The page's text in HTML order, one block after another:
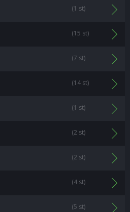
(1 st)
(15 st)
(7 st)
(14 st)
(1 st)
(2 st)
(2 st)
(4 st)
(5 st)